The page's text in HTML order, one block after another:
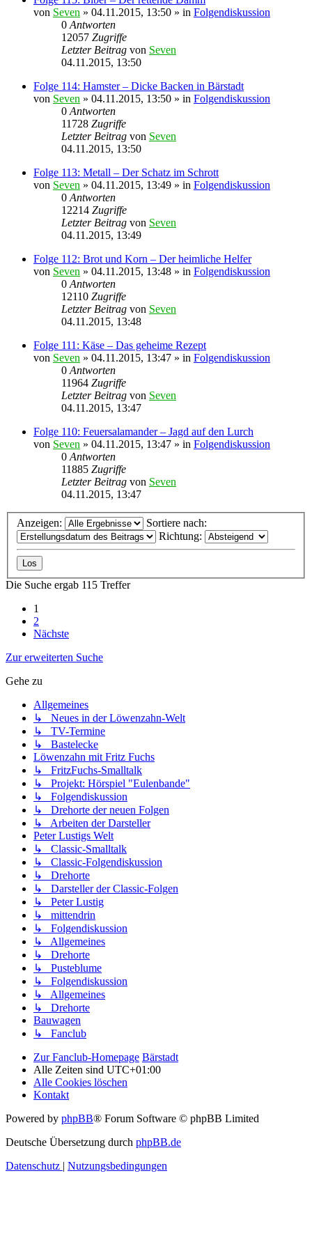
von Seven » 04.11.2015, 13:50 » in Folgendiskussion
0 Antworten
12057 Zugriffe
Letzter Beitrag von Seven
04.11.2015, 13:50
Folge 114: Hamster – Dicke Backen in Bärstadt
von Seven » 04.11.2015, 13:50 » in Folgendiskussion
0 Antworten
11728 Zugriffe
Letzter Beitrag von Seven
04.11.2015, 13:50
Folge 113: Metall – Der Schatz im Schrott
von Seven » 04.11.2015, 13:49 » in Folgendiskussion
0 Antworten
12214 Zugriffe
Letzter Beitrag von Seven
04.11.2015, 13:49
Folge 112: Brot und Korn – Der heimliche Helfer
von Seven » 04.11.2015, 13:48 » in Folgendiskussion
0 Antworten
12110 Zugriffe
Letzter Beitrag von Seven
04.11.2015, 13:48
Folge 111: Käse – Das geheime Rezept
von Seven » 04.11.2015, 13:47 » in Folgendiskussion
0 Antworten
11964 Zugriffe
Letzter Beitrag von Seven
04.11.2015, 13:47
Folge 110: Feuersalamander – Jagd auf den Lurch
von Seven » 04.11.2015, 13:47 » in Folgendiskussion
0 Antworten
11885 Zugriffe
Letzter Beitrag von Seven
04.11.2015, 13:47
Anzeigen:
Sortiere nach:
Richtung:
Die Suche ergab 115 Treffer
1
2
Nächste
Zur erweiterten Suche
Gehe zu
Allgemeines
↳ Neues in der Löwenzahn-Welt
↳ TV-Termine
↳ Bastelecke
Löwenzahn mit Fritz Fuchs
↳ FritzFuchs-Smalltalk
↳ Projekt: Hörspiel "Eulenbande"
↳ Folgendiskussion
↳ Drehorte der neuen Folgen
↳ Arbeiten der Darsteller
Peter Lustigs Welt
↳ Classic-Smalltalk
↳ Classic-Folgendiskussion
↳ Drehorte
↳ Darsteller der Classic-Folgen
↳ Peter Lustig
↳ mittendrin
↳ Folgendiskussion
↳ Allgemeines
↳ Drehorte
↳ Pusteblume
↳ Folgendiskussion
↳ Allgemeines
↳ Drehorte
Bauwagen
↳ Fanclub
Zur Fanclub-Homepage Bärstadt
Alle Zeiten sind UTC+01:00
Alle Cookies löschen
Kontakt
Powered by phpBB® Forum Software © phpBB Limited
Deutsche Übersetzung durch phpBB.de
Datenschutz
Nutzungsbedingungen